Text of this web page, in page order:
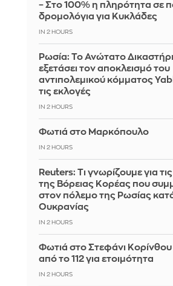
– Στο 100% η πληρότητα σε
δρομολόγια για Κυκλάδες
IN 2 HOURS
Ρωσία: Το Ανώτατο
εξετάσει τον αποκλεισμό του
αντιπολεμικού κόμματος
τις εκλογές
IN 2 HOURS
Φωτιά στο Μαρκόπουλο
IN 2 HOURS
Reuters: Τι γνωρίζουμε για
της Βόρειας Κορέας που
στον πόλεμο της Ρωσίας
Ουκρανίας
IN 2 HOURS
Φωτιά στο Στεφάνι
από το 112 για ετοιμότητα
IN 2 HOURS